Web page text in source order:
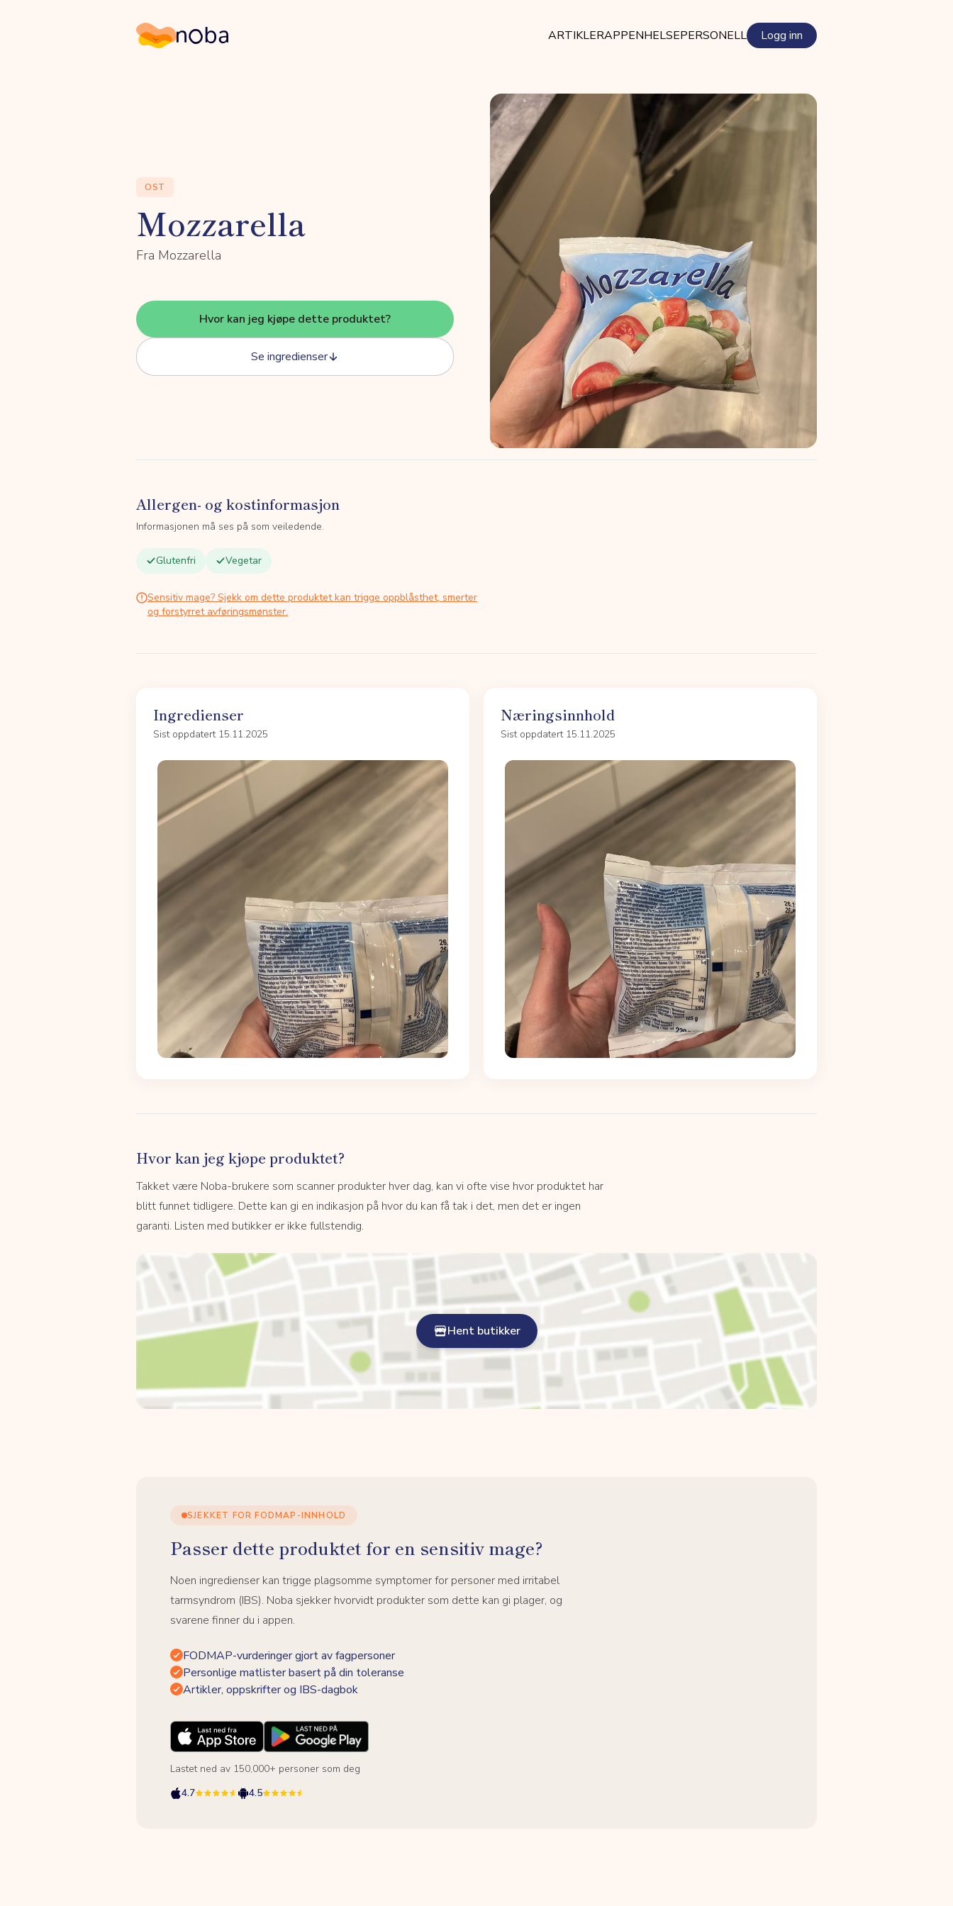
Noba ARTIKLERAPPENHELSEPERSONELL Logg inn
OST
Mozzarella
Fra Mozzarella
Hvor kan jeg kjøpe dette produktet?
Se ingredienser
Allergen- og kostinformasjon
Informasjonen må ses på som veiledende.
Glutenfri Vegetar
Sensitiv mage? Sjekk om dette produktet kan trigge oppblåsthet, smerter
og forstyrret avføringsmønster.
Ingredienser
Sist oppdatert 15.11.2025
Næringsinnhold
Sist oppdatert 15.11.2025
Hvor kan jeg kjøpe produktet?
Takket være Noba-brukere som scanner produkter hver dag, kan vi ofte vise hvor produktet har
blitt funnet tidligere. Dette kan gi en indikasjon på hvor du kan få tak i det, men det er ingen
garanti. Listen med butikker er ikke fullstendig.
Hent butikker
SJEKKET FOR FODMAP-INNHOLD
Passer dette produktet for en sensitiv mage?
Noen ingredienser kan trigge plagsomme symptomer for personer med irritabel
tarmsyndrom (IBS). Noba sjekker hvorvidt produkter som dette kan gi plager, og
svarene finner du i appen.
FODMAP-vurderinger gjort av fagpersoner
Personlige matlister basert på din toleranse
Artikler, oppskrifter og IBS-dagbok
Lastet ned av 150,000+ personer som deg
4.7
4.5